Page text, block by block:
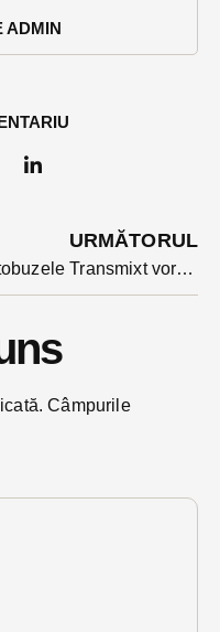
ADMIN
URMĂTORUL
Autobuzele Transmixt vor circula luni în regimul unei zile de duminică
Câmpurile